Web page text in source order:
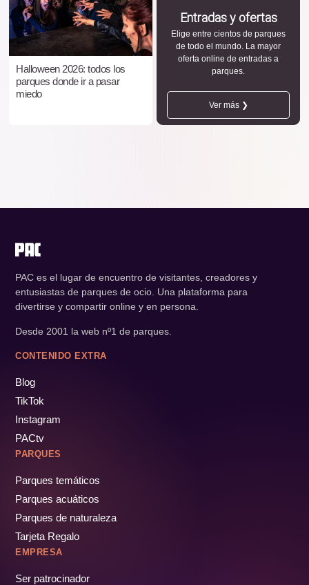
Halloween 2026: todos los
parques donde ir a pasar
miedo
Entradas y ofertas
Elige entre cientos de parques
de todo el mundo. La mayor
oferta online de entradas a
parques.
Ver más ❯
PAC es el lugar de encuentro de visitantes, creadores y
entusiastas de parques de ocio. Una plataforma para
divertirse y compartir online y en persona.
Desde 2001 la web nº1 de parques.
CONTENIDO EXTRA
Blog
TikTok
Instagram
PACtv
PARQUES
Parques temáticos
Parques acuáticos
Parques de naturaleza
Tarjeta Regalo
EMPRESA
Ser patrocinador